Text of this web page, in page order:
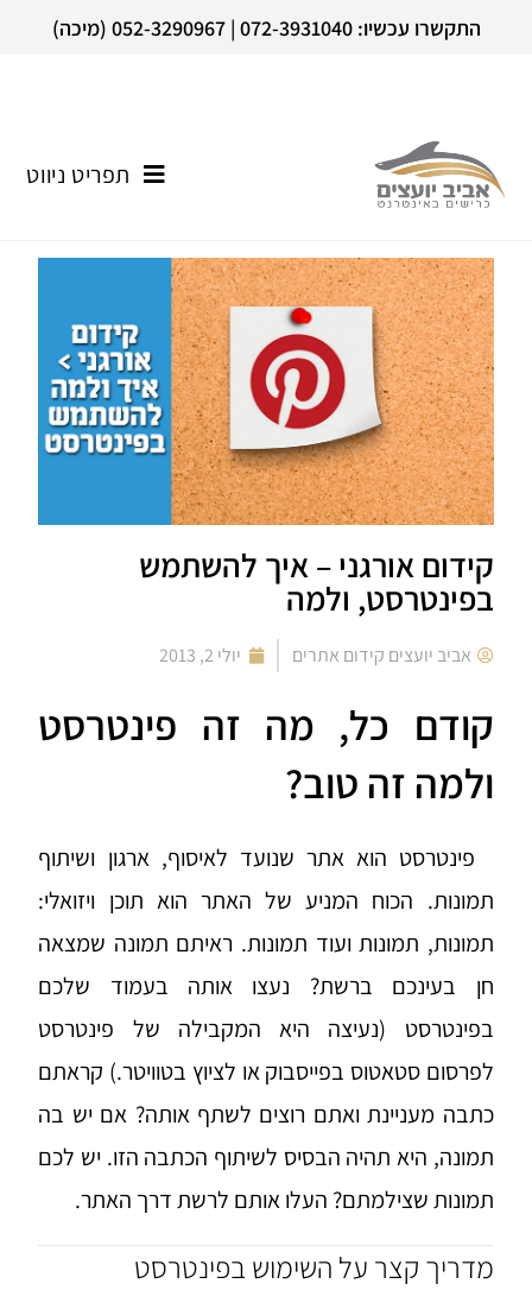
התקשרו עכשיו: 072-3931040 | 052-3290967 (מיכה)
תפריט ניווט
קידום אורגני – איך להשתמש
בפינטרסט, ולמה
אביב יועצים קידום אתרים יולי 2, 2013
קודם כל, מה זה פינטרסט
ולמה זה טוב?
פינטרסט הוא אתר שנועד לאיסוף, ארגון ושיתוף
תמונות. הכוח המניע של האתר הוא תוכן ויזואלי:
תמונות, תמונות ועוד תמונות. ראיתם תמונה שמצאה
חן בעינכם ברשת? נעצו אותה בעמוד שלכם
בפינטרסט (נעיצה היא המקבילה של פינטרסט
לפרסום סטאטוס בפייסבוק או לציוץ בטוויטר.) קראתם
כתבה מעניינת ואתם רוצים לשתף אותה? אם יש בה
תמונה, היא תהיה הבסיס לשיתוף הכתבה הזו. יש לכם
תמונות שצילמתם? העלו אותם לרשת דרך האתר.
מדריך קצר על השימוש בפינטרסט